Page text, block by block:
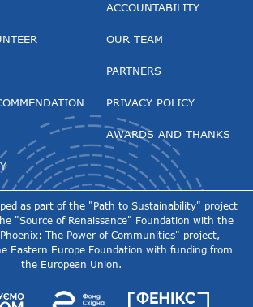
ACCOUNTABILITY
OUR TEAM
PARTNERS
PRIVACY POLICY
AWARDS AND THANKS
as part of the "Path to Sustainability" project
"Source of Renaissance" Foundation with the
The Power of Communities" project,
Eastern Europe Foundation with funding from
the European Union.